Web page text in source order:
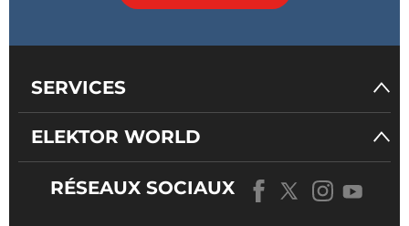
SERVICES
ELEKTOR WORLD
RÉSEAUX SOCIAUX